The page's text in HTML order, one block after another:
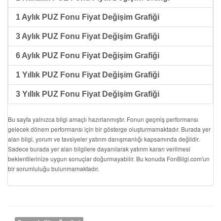
1 Aylık PUZ Fonu Fiyat Değişim Grafiği
3 Aylık PUZ Fonu Fiyat Değişim Grafiği
6 Aylık PUZ Fonu Fiyat Değişim Grafiği
1 Yıllık PUZ Fonu Fiyat Değişim Grafiği
3 Yıllık PUZ Fonu Fiyat Değişim Grafiği
Bu sayfa yalnızca bilgi amaçlı hazırlanmıştır. Fonun geçmiş performansı
gelecek dönem performansı için bir gösterge oluşturmamaktadır. Burada yer
alan bilgi, yorum ve tavsiyeler yatırım danışmanlığı kapsamında değildir.
Sadece burada yer alan bilgilere dayanılarak yatırım kararı verilmesi
beklentilerinize uygun sonuçlar doğurmayabilir. Bu konuda FonBilgi.com'un
bir sorumluluğu bulunmamaktadır.